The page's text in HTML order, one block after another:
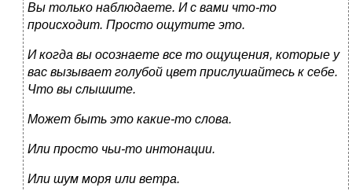
Вы только наблюдаете. И с вами что-то
происходит. Просто ощутите это.
И когда вы осознаете все то ощущения, которые у
вас вызывает голубой цвет прислушайтесь к себе.
Что вы слышите.
Может быть это какие-то слова.
Или просто чьи-то интонации.
Или шум моря или ветра.